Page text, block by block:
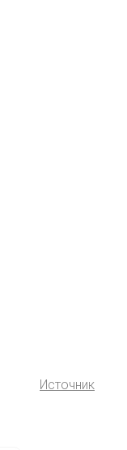
Источник